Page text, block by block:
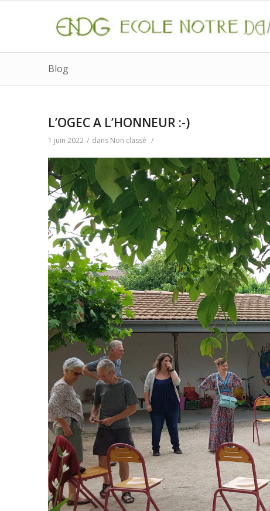
Blog
L’OGEC A L’HONNEUR :-)
1 juin 2022 / dans Non classé /